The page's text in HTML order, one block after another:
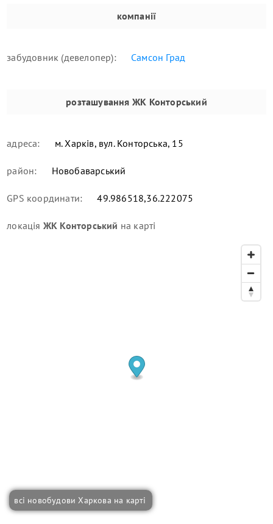
компанії
забудовник (девелопер): Самсон Град
розташування ЖК Конторський
адреса: м. Харків, вул. Конторська, 15
район: Новобаварський
GPS координати: 49.986518,36.222075
локація ЖК Конторський на карті
всі новобудови Харкова на карті